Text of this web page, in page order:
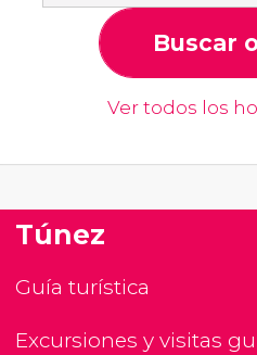
Buscar
Ver todos los
Túnez
Guía turística
Excursiones y visitas